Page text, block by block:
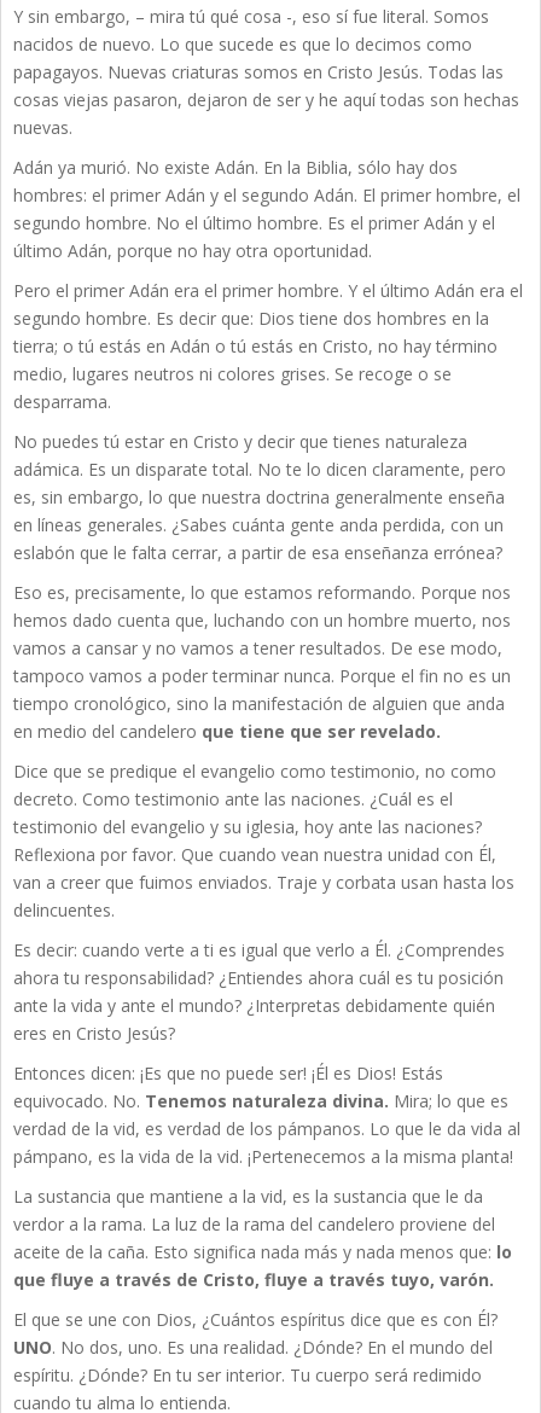
Y sin embargo, – mira tú qué cosa -, eso sí fue literal. Somos
nacidos de nuevo. Lo que sucede es que lo decimos como
papagayos. Nuevas criaturas somos en Cristo Jesús. Todas las
cosas viejas pasaron, dejaron de ser y he aquí todas son hechas
nuevas.
Adán ya murió. No existe Adán. En la Biblia, sólo hay dos
hombres: el primer Adán y el segundo Adán. El primer hombre, el
segundo hombre. No el último hombre. Es el primer Adán y el
último Adán, porque no hay otra oportunidad.
Pero el primer Adán era el primer hombre. Y el último Adán era el
segundo hombre. Es decir que: Dios tiene dos hombres en la
tierra; o tú estás en Adán o tú estás en Cristo, no hay término
medio, lugares neutros ni colores grises. Se recoge o se
desparrama.
No puedes tú estar en Cristo y decir que tienes naturaleza
adámica. Es un disparate total. No te lo dicen claramente, pero
es, sin embargo, lo que nuestra doctrina generalmente enseña
en líneas generales. ¿Sabes cuánta gente anda perdida, con un
eslabón que le falta cerrar, a partir de esa enseñanza errónea?
Eso es, precisamente, lo que estamos reformando. Porque nos
hemos dado cuenta que, luchando con un hombre muerto, nos
vamos a cansar y no vamos a tener resultados. De ese modo,
tampoco vamos a poder terminar nunca. Porque el fin no es un
tiempo cronológico, sino la manifestación de alguien que anda
en medio del candelero que tiene que ser revelado.
Dice que se predique el evangelio como testimonio, no como
decreto. Como testimonio ante las naciones. ¿Cuál es el
testimonio del evangelio y su iglesia, hoy ante las naciones?
Reflexiona por favor. Que cuando vean nuestra unidad con Él,
van a creer que fuimos enviados. Traje y corbata usan hasta los
delincuentes.
Es decir: cuando verte a ti es igual que verlo a Él. ¿Comprendes
ahora tu responsabilidad? ¿Entiendes ahora cuál es tu posición
ante la vida y ante el mundo? ¿Interpretas debidamente quién
eres en Cristo Jesús?
Entonces dicen: ¡Es que no puede ser! ¡Él es Dios! Estás
equivocado. No. Tenemos naturaleza divina. Mira; lo que es
verdad de la vid, es verdad de los pámpanos. Lo que le da vida al
pámpano, es la vida de la vid. ¡Pertenecemos a la misma planta!
La sustancia que mantiene a la vid, es la sustancia que le da
verdor a la rama. La luz de la rama del candelero proviene del
aceite de la caña. Esto significa nada más y nada menos que: lo
que fluye a través de Cristo, fluye a través tuyo, varón.
El que se une con Dios, ¿Cuántos espíritus dice que es con Él?
UNO. No dos, uno. Es una realidad. ¿Dónde? En el mundo del
espíritu. ¿Dónde? En tu ser interior. Tu cuerpo será redimido
cuando tu alma lo entienda.